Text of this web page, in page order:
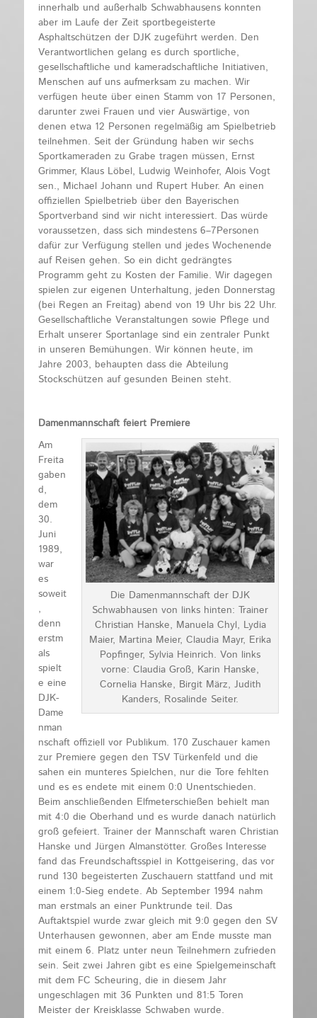
innerhalb und außerhalb Schwabhausens konnten
aber im Laufe der Zeit sportbegeisterte
Asphaltschützen der DJK zugeführt werden. Den
Verantwortlichen gelang es durch sportliche,
gesellschaftliche und kameradschaftliche Initiativen,
Menschen auf uns aufmerksam zu machen. Wir
verfügen heute über einen Stamm von 17 Personen,
darunter zwei Frauen und vier Auswärtige, von
denen etwa 12 Personen regelmäßig am Spielbetrieb
teilnehmen. Seit der Gründung haben wir sechs
Sportkameraden zu Grabe tragen müssen, Ernst
Grimmer, Klaus Löbel, Ludwig Weinhofer, Alois Vogt
sen., Michael Johann und Rupert Huber. An einen
offiziellen Spielbetrieb über den Bayerischen
Sportverband sind wir nicht interessiert. Das würde
voraussetzen, dass sich mindestens 6–7Personen
dafür zur Verfügung stellen und jedes Wochenende
auf Reisen gehen. So ein dicht gedrängtes
Programm geht zu Kosten der Familie. Wir dagegen
spielen zur eigenen Unterhaltung, jeden Donnerstag
(bei Regen an Freitag) abend von 19 Uhr bis 22 Uhr.
Gesellschaftliche Veranstaltungen sowie Pflege und
Erhalt unserer Sportanlage sind ein zentraler Punkt
in unseren Bemühungen. Wir können heute, im
Jahre 2003, behaupten dass die Abteilung
Stockschützen auf gesunden Beinen steht.
Damenmannschaft feiert Premiere
Die Damenmannschaft der DJK
Schwabhausen von links hinten: Trainer
Christian Hanske, Manuela Chyl, Lydia
Maier, Martina Meier, Claudia Mayr, Erika
Popfinger, Sylvia Heinrich. Von links
vorne: Claudia Groß, Karin Hanske,
Cornelia Hanske, Birgit März, Judith
Kanders, Rosalinde Seiter.
Am
Freita
gaben
d,
dem
30.
Juni
1989,
war
es
soweit
,
denn
erstm
als
spielt
e eine
DJK-
Dame
nman
nschaft offiziell vor Publikum. 170 Zuschauer kamen
zur Premiere gegen den TSV Türkenfeld und die
sahen ein munteres Spielchen, nur die Tore fehlten
und es es endete mit einem 0:0 Unentschieden.
Beim anschließenden Elfmeterschießen behielt man
mit 4:0 die Oberhand und es wurde danach natürlich
groß gefeiert. Trainer der Mannschaft waren Christian
Hanske und Jürgen Almanstötter. Großes Interesse
fand das Freundschaftsspiel in Kottgeisering, das vor
rund 130 begeisterten Zuschauern stattfand und mit
einem 1:0-Sieg endete. Ab September 1994 nahm
man erstmals an einer Punktrunde teil. Das
Auftaktspiel wurde zwar gleich mit 9:0 gegen den SV
Unterhausen gewonnen, aber am Ende musste man
mit einem 6. Platz unter neun Teilnehmern zufrieden
sein. Seit zwei Jahren gibt es eine Spielgemeinschaft
mit dem FC Scheuring, die in diesem Jahr
ungeschlagen mit 36 Punkten und 81:5 Toren
Meister der Kreisklasse Schwaben wurde.